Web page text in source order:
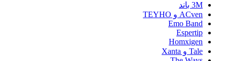
3M باند
ACven و TEYHO
Emo Band
Espertip
Homxigen
Tale و Xanta